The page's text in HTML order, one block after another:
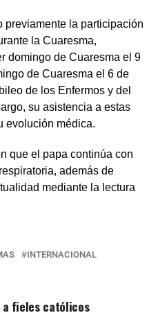
previamente la participación
la Cuaresma,
domingo de Cuaresma el 9
de Cuaresma el 6 de
de los Enfermos y del
su asistencia a estas
evolución médica.
que el papa continúa con
además de
mediante la lectura
INTERNACIONAL
a fieles católicos